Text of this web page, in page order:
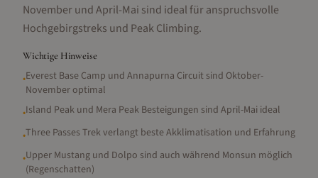
November und April-Mai sind ideal für anspruchsvolle
Hochgebirgstreks und Peak Climbing.
Wichtige Hinweise
•Everest Base Camp und Annapurna Circuit sind Oktober-
November optimal
•Island Peak und Mera Peak Besteigungen sind April-Mai ideal
•Three Passes Trek verlangt beste Akklimatisation und Erfahrung
•Upper Mustang und Dolpo sind auch während Monsun möglich
(Regenschatten)